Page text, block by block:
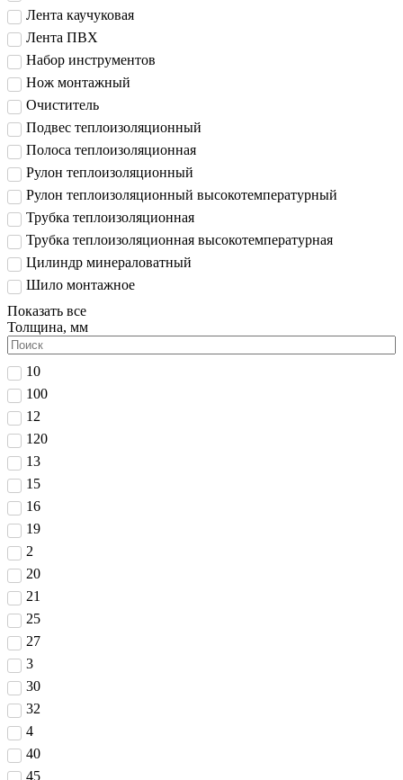
Лента каучуковая
Лента ПВХ
Набор инструментов
Нож монтажный
Очиститель
Подвес теплоизоляционный
Полоса теплоизоляционная
Рулон теплоизоляционный
Рулон теплоизоляционный высокотемпературный
Трубка теплоизоляционная
Трубка теплоизоляционная высокотемпературная
Цилиндр минераловатный
Шило монтажное
Показать все
Толщина, мм
10
100
12
120
13
15
16
19
2
20
21
25
27
3
30
32
4
40
45